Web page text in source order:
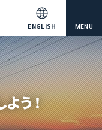
ENGLISH MENU
う！